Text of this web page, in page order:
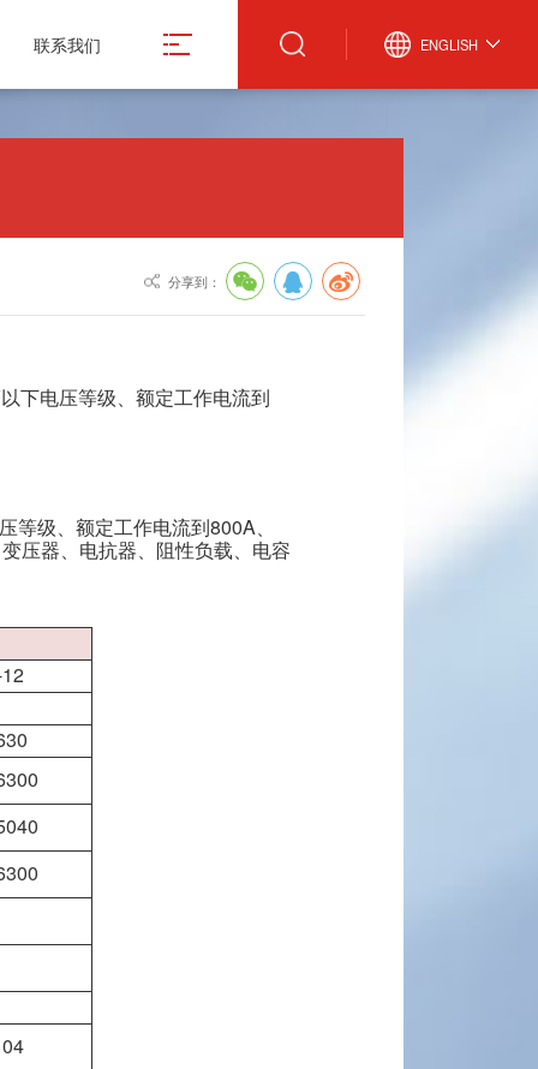
联系我们 ENGLISH
飞机厨房设备
微波波导元件
激光治疗仪
合金材料
有限公司
光西路117号
分享到：
下电压等级、额定工作电流到
级、额定工作电流到800A、
压器、电抗器、阻性负载、电容